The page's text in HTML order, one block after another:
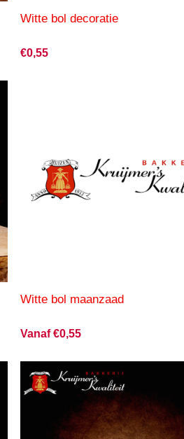
Witte bol decoratie
€0,55
Witte bol maanzaad
Vanaf €0,55